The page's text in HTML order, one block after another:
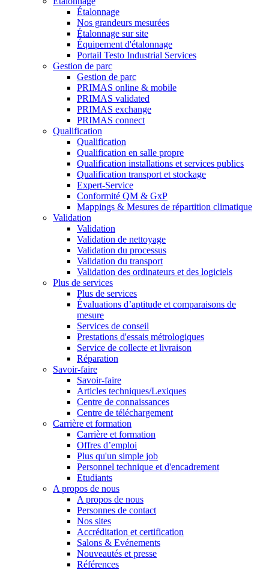
Étalonnage
Nos grandeurs mesurées
Étalonnage sur site
Équipement d'étalonnage
Portail Testo Industrial Services
Gestion de parc
Gestion de parc
PRIMAS online & mobile
PRIMAS validated
PRIMAS exchange
PRIMAS connect
Qualification
Qualification
Qualification en salle propre
Qualification installations et services publics
Qualification transport et stockage
Expert-Service
Conformité QM & GxP
Mappings & Mesures de répartition climatique
Validation
Validation
Validation de nettoyage
Validation du processus
Validation du transport
Validation des ordinateurs et des logiciels
Plus de services
Plus de services
Évaluations d’aptitude et comparaisons de
mesure
Services de conseil
Prestations d'essais métrologiques
Service de collecte et livraison
Réparation
Savoir-faire
Savoir-faire
Articles techniques/Lexiques
Centre de connaissances
Centre de téléchargement
Carrière et formation
Carrière et formation
Offres d’emploi
Plus qu'un simple job
Personnel technique et d'encadrement
Etudiants
A propos de nous
A propos de nous
Personnes de contact
Nos sites
Accréditation et certification
Salons & Evénements
Nouveautés et presse
Références